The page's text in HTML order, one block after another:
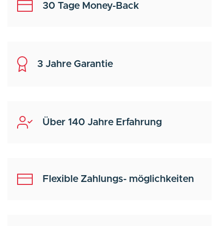
30 Tage Money-Back
3 Jahre Garantie
Über 140 Jahre Erfahrung
Flexible Zahlungs- möglichkeiten